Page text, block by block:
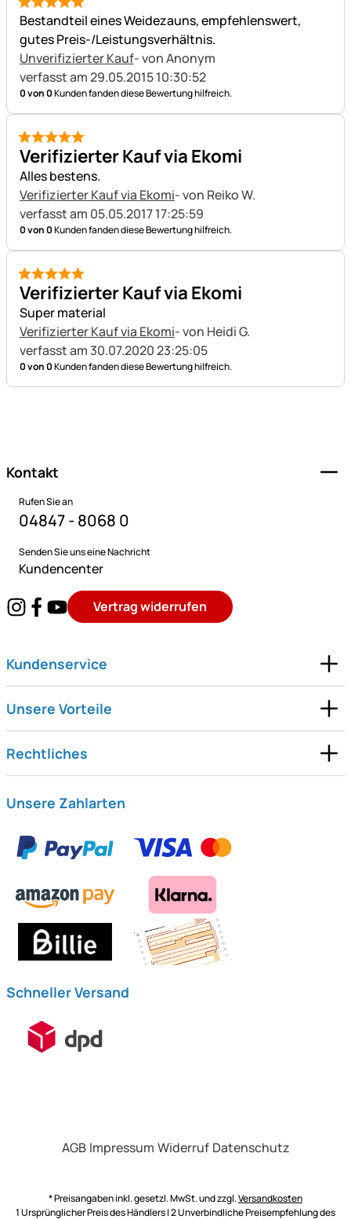
5 von 5
Bestandteil eines Weidezauns, empfehlenswert,
gutes Preis-/Leistungsverhältnis.
Unverifizierter Kauf- von Anonym
verfasst am 29.05.2015 10:30:52
0 von 0Kunden fanden diese Bewertung hilfreich.
5 von 5
Verifizierter Kauf via Ekomi
Alles bestens.
Verifizierter Kauf via Ekomi- von Reiko W.
verfasst am 05.05.2017 17:25:59
0 von 0Kunden fanden diese Bewertung hilfreich.
5 von 5
Verifizierter Kauf via Ekomi
Super material
Verifizierter Kauf via Ekomi- von Heidi G.
verfasst am 30.07.2020 23:25:05
0 von 0Kunden fanden diese Bewertung hilfreich.
Kontakt
Rufen Sie an
04847 - 8068 0
Senden Sie uns eine Nachricht
Kundencenter
Vertrag widerrufen
Kundenservice
Unsere Vorteile
Rechtliches
Unsere Zahlarten
Schneller Versand
AGB Impressum Widerruf Datenschutz
* Preisangaben inkl. gesetzl. MwSt. und zzgl.Versandkosten
1 Ursprünglicher Preis des Händlers | 2 Unverbindliche Preisempfehlung des